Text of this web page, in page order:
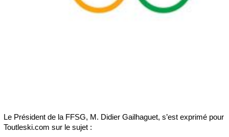
Le Président de la FFSG, M. Didier Gailhaguet, s’est exprimé pour
Toutleski.com sur le sujet :